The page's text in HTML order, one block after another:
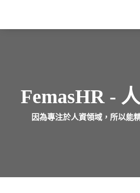
價格
FemasHR -
因為專注於人資領域，所以能